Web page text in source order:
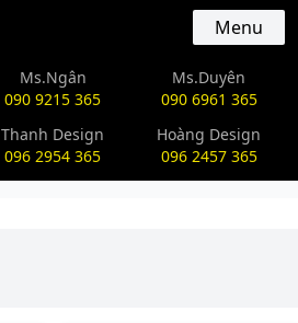
Menu
Ms.Ngân
090 9215 365
Ms.Duyên
090 6961 365
Thanh Design
096 2954 365
Hoàng Design
096 2457 365